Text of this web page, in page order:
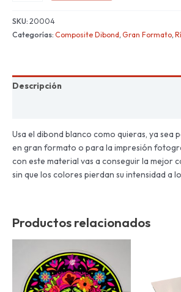
SKU: 20004
Categorías: Composite Dibond, Gran Formato,
Descripción
Usa el dibond blanco como quieras, ya sea
en gran formato o para la impresión
con este material vas a conseguir la mejor
sin que los colores pierdan su intensidad a
Productos relacionados
tiene
múltiples